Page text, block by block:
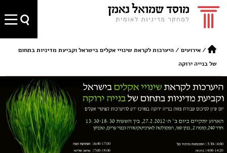
/אירועים /היערכות לקראת שינויי אקלים בישראל וקביעת מדיניות בתחום
של בנייה ירוקה